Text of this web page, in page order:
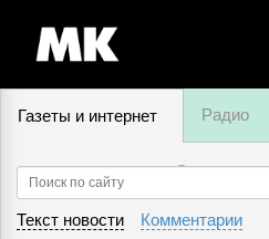
Газеты и интернет Радио
7 августа,
Текст новости Комментарии